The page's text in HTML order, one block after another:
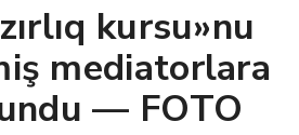
kursu»nu
mediatorlara
— FOTO